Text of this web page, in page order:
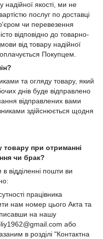
надійної якості, ми не
послуг по доставці
чи перевезення
відповідно до товарно-
від товару надійної
оплачується Покупцем.
та огляду товару, який
днів буде відправлено
відправлених вами
здійснюється щодня
при отриманні
чи брак?
відділенні пошти ви
працівника
нам номер цього Акта та
на нашу
або
в розділі "Контактна